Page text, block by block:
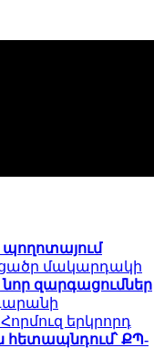
ցածր մակարդակի
զարգացումներ
երկրորդ
հետապնդում՝ ՔՊ-